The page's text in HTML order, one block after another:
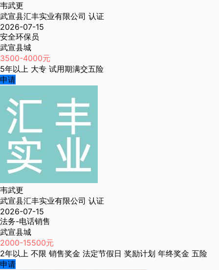
韦武更
武宣县汇丰实业有限公司 认证
2026-07-15
安全环保员
武宣县城
3500-4000元
5年以上 大专 试用期满交五险
申请
韦武更
武宣县汇丰实业有限公司 认证
2026-07-15
法务-电话销售
武宣县城
2000-15500元
2年以上 不限 销售奖金 法定节假日 奖励计划 年终奖金 五险
申请